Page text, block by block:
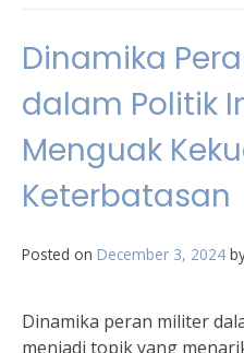
Dinamika
dalam Politik
Menguak
Keterbatasan
Posted on December 3, 2024
Dinamika peran militer
menjadi topik yang